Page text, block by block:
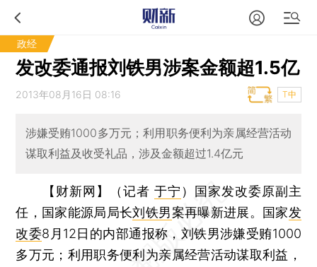
政经
发改委通报刘铁男涉案金额超1.5亿
2013年08月16日 08:16 T中
涉嫌受贿1000多万元；利用职务便利为亲属经营活动
谋取利益及收受礼品，涉及金额超过1.4亿元
【财新网】（记者 于宁 ） 国家发改委原副主
任，国家能源局局长刘铁男案再曝新进展。国家发
改委8月12日的内部通报称，刘铁男涉嫌受贿1000
多万元；利用职务便利为亲属经营活动谋取利益，